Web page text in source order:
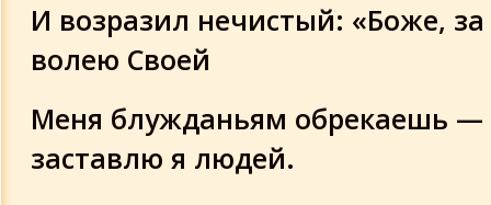
И возразил нечистый: «Боже, за
волею Своей
Меня блужданьям обрекаешь —
заставлю я людей.